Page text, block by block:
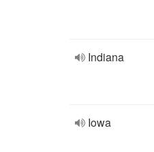
Indiana
Iowa